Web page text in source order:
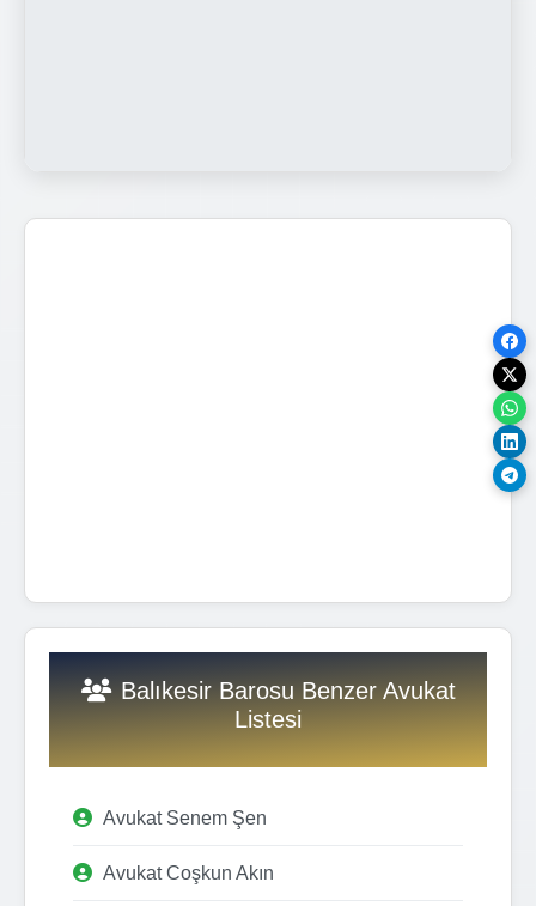
Balıkesir Barosu Benzer Avukat
Listesi
Avukat Senem Şen
Avukat Coşkun Akın